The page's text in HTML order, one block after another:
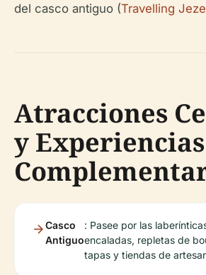
del casco antiguo (Travelling
Atracciones
y Experiencias
Casco
Antiguo
: Pasee por las
encaladas, repletas de
tapas y tiendas de